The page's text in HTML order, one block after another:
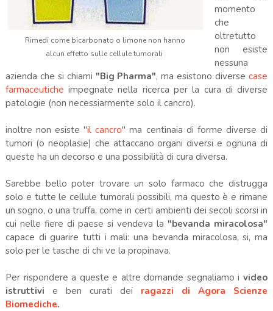
Rimedi come bicarbonato o limone non hanno
alcun effetto sulle cellule tumorali
momento
che
oltretutto
non esiste
nessuna
azienda che si chiami "Big Pharma", ma esistono diversecase
farmaceutiche impegnate nella ricerca per la cura di diverse
patologie (non necessiarmente solo il cancro).
inoltre non esiste "il cancro" ma centinaia di forme diverse di
tumori (o neoplasie) che attaccano organi diversi e ognuna di
queste ha un decorso e una possibilità di cura diversa.
Sarebbe bello poter trovare un solo farmaco che distrugga
solo e tutte le cellule tumorali possibili, ma questo è e rimane
un sogno, o una truffa, come in certi ambienti dei secoli scorsi in
cui nelle fiere di paese si vendeva la "bevanda miracolosa"
capace di guarire tutti i mali: una bevanda miracolosa, si, ma
solo per le tasche di chi ve la propinava.
Per rispondere a queste e altre domande segnaliamo ivideo
istruttivi
e ben curati dei ragazzi di Agora Scienze
Biomediche.